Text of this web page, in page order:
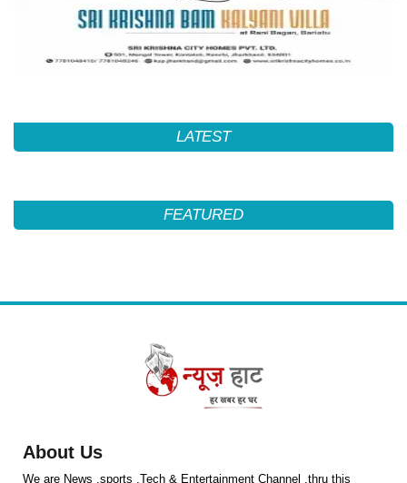
LATEST
FEATURED
About Us
We are News ,sports ,Tech & Entertainment Channel ,thru this